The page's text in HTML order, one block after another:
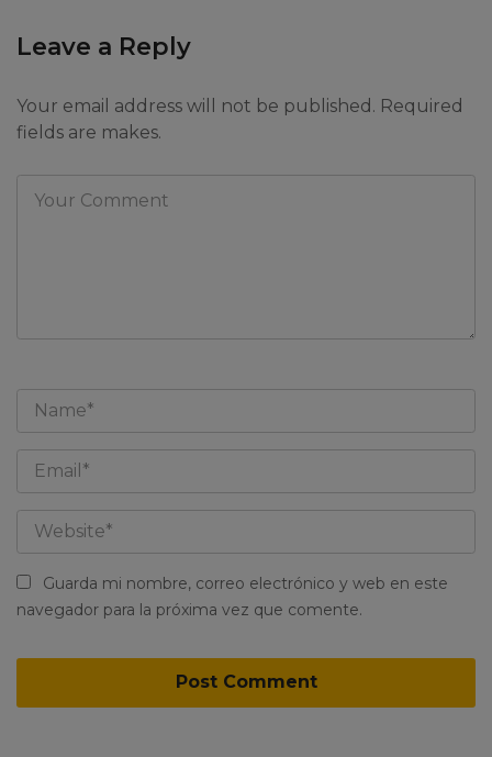
Leave a Reply
Your email address will not be published. Required
fields are makes.
Guarda mi nombre, correo electrónico y web en este
navegador para la próxima vez que comente.